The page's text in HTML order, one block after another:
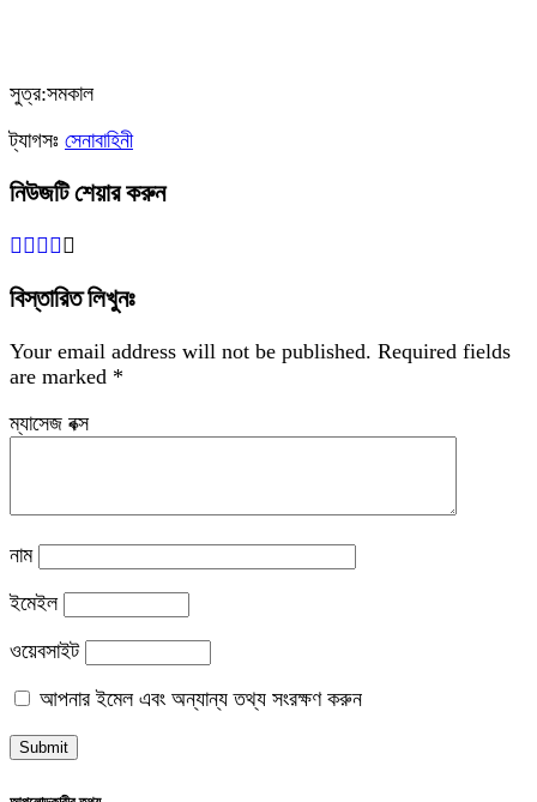
সুত্র:সমকাল
ট্যাগসঃ সেনাবাহিনী
নিউজটি শেয়ার করুন
বিস্তারিত লিখুনঃ
Your email address will not be published. Required fields
are marked *
ম্যাসেজ বক্স
নাম
ইমেইল
ওয়েবসাইট
আপনার ইমেল এবং অন্যান্য তথ্য সংরক্ষণ করুন